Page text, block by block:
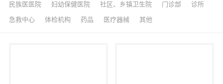
民族医医院 妇幼保健医院 社区、乡镇卫生院 门诊部 诊所
急救中心 体检机构 药品 医疗器械 其他